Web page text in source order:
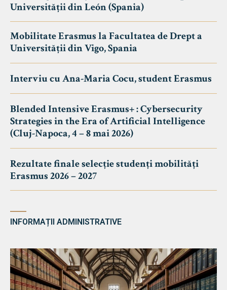
Universității din León (Spania)
Mobilitate Erasmus la Facultatea de Drept a
Universității din Vigo, Spania
Interviu cu Ana-Maria Cocu, student Erasmus
Blended Intensive Erasmus+ : Cybersecurity
Strategies in the Era of Artificial Intelligence
(Cluj-Napoca, 4 – 8 mai 2026)
Rezultate finale selecție studenți mobilități
Erasmus 2026 – 2027
INFORMAȚII ADMINISTRATIVE